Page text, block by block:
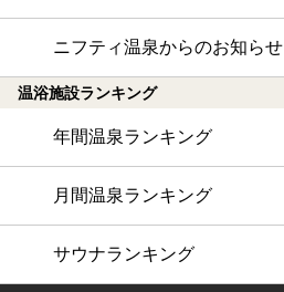
ニフティ温泉からのお知らせ
温浴施設ランキング
年間温泉ランキング
月間温泉ランキング
サウナランキング